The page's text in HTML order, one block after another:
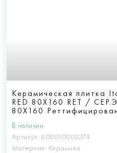
Керамическая плитка
RED 80X160 RET /
80X160
В наличии
Артикул: 600010002374
Материал: Керамика